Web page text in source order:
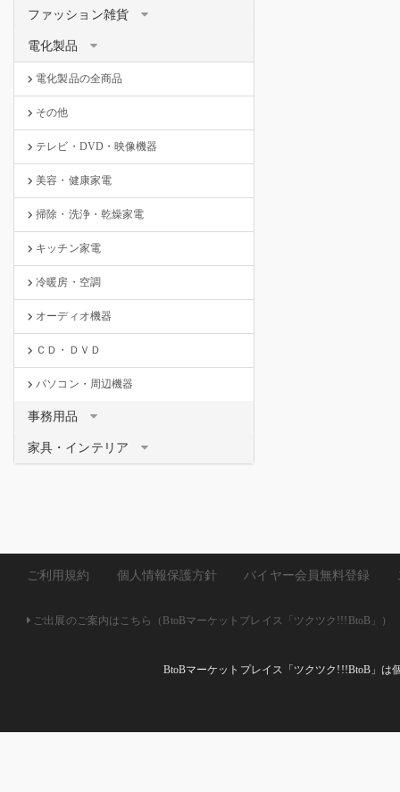
ファッション雑貨
電化製品
電化製品の全商品
その他
テレビ・DVD・映像機器
美容・健康家電
掃除・洗浄・乾燥家電
キッチン家電
冷暖房・空調
オーディオ機器
ＣＤ・ＤＶＤ
パソコン・周辺機器
事務用品
家具・インテリア
ご利用規約 個人情報保護方針 バイヤー会員無料登録
ご出展のご案内はこちら（BtoBマーケットプレイス「ツクツク!!!BtoB」）
BtoBマーケットプレイス「ツクツク!!!BtoB」は